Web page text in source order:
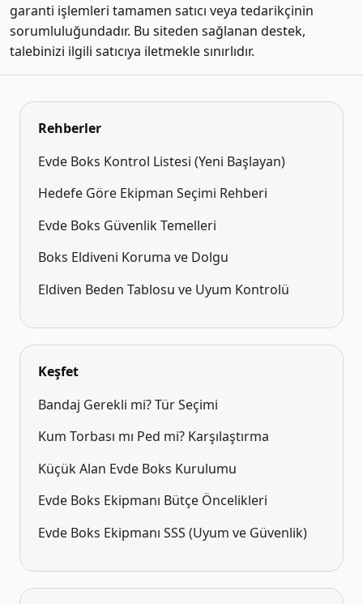
garanti işlemleri tamamen satıcı veya tedarikçinin
sorumluluğundadır. Bu siteden sağlanan destek,
talebinizi ilgili satıcıya iletmekle sınırlıdır.
Rehberler
Evde Boks Kontrol Listesi (Yeni Başlayan)
Hedefe Göre Ekipman Seçimi Rehberi
Evde Boks Güvenlik Temelleri
Boks Eldiveni Koruma ve Dolgu
Eldiven Beden Tablosu ve Uyum Kontrolü
Keşfet
Bandaj Gerekli mi? Tür Seçimi
Kum Torbası mı Ped mi? Karşılaştırma
Küçük Alan Evde Boks Kurulumu
Evde Boks Ekipmanı Bütçe Öncelikleri
Evde Boks Ekipmanı SSS (Uyum ve Güvenlik)